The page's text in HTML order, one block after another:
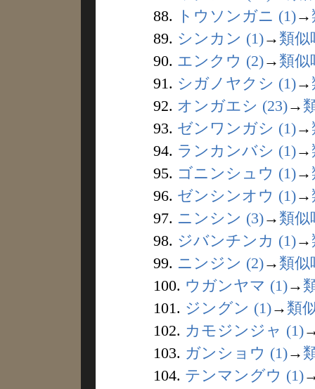
88.
トウソンガニ (1)→
89. シンカン (1)→ 類似
90. エンクウ (2)→ 類似
91. シガノヤクシ (1)→
92. オンガエシ (23)→
93. ゼンワンガシ (1)→
94. ランカンバシ (1)→
95. ゴニンシュウ (1)→
96. ゼンシンオウ (1)→
97. ニンシン (3)→ 類似
98. ジバンチンカ (1)→
99. ニンジン (2)→ 類似
100. ウガンヤマ (1)→
101. ジングン (1)→ 類
102. カモジンジャ (1)
103. ガンショウ (1)→
104. テンマングウ (1)